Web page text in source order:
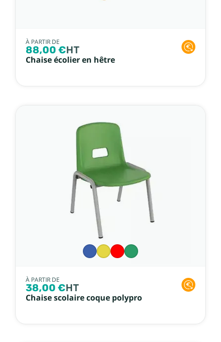
À PARTIR DE
88,00 €HT
Chaise écolier en hêtre
À PARTIR DE
38,00 €HT
Chaise scolaire coque polypro